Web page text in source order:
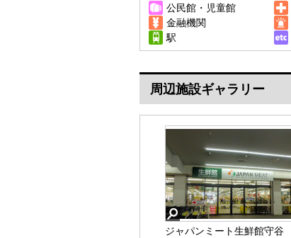
公民館・児童館
金融機関
駅
周辺施設ギャラリー
ジャパンミート生鮮館守谷
守谷市立けやき台中学校
守谷市立高野小学校